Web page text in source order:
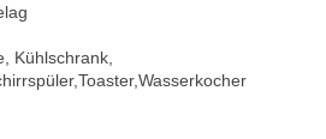
Kühlschrank,